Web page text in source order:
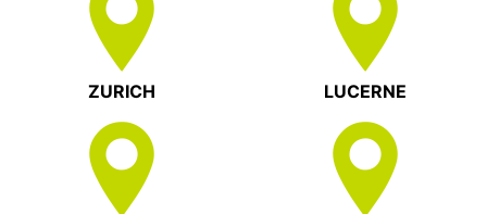
ZURICH LUCERNE